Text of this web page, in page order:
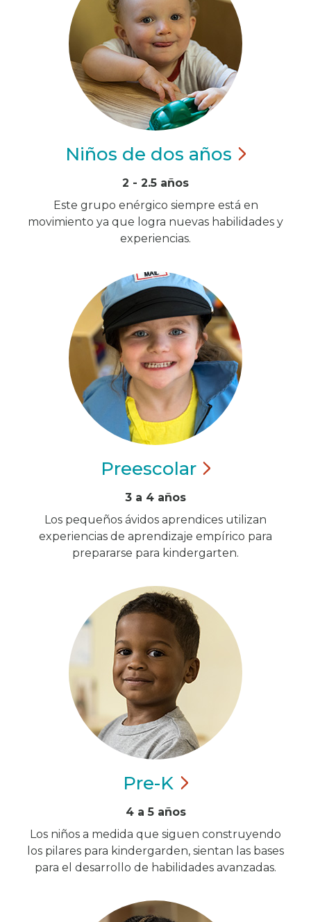
Niños de dos años
2 - 2.5 años
Este grupo enérgico siempre está en
movimiento ya que logra nuevas habilidades y
experiencias.
Preescolar
3 a 4 años
Los pequeños ávidos aprendices utilizan
experiencias de aprendizaje empírico para
prepararse para kindergarten.
Pre-K
4 a 5 años
Los niños a medida que siguen construyendo
los pilares para kindergarden, sientan las bases
para el desarrollo de habilidades avanzadas.